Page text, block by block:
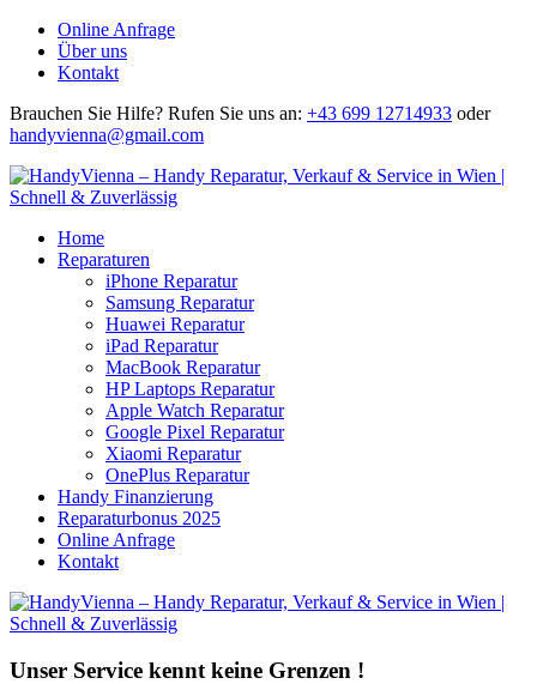
Online Anfrage
Über uns
Kontakt
Brauchen Sie Hilfe? Rufen Sie uns an: +43 699 12714933 oder
handyvienna@gmail.com
Home
Reparaturen
iPhone Reparatur
Samsung Reparatur
Huawei Reparatur
iPad Reparatur
MacBook Reparatur
HP Laptops Reparatur
Apple Watch Reparatur
Google Pixel Reparatur
Xiaomi Reparatur
OnePlus Reparatur
Handy Finanzierung
Reparaturbonus 2025
Online Anfrage
Kontakt
Unser Service kennt keine Grenzen !